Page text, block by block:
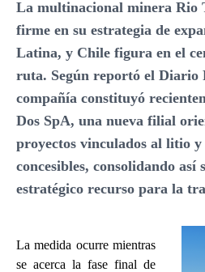
La multinacional minera Rio
firme en su estrategia de
Latina, y Chile figura en el
ruta. Según reportó el Diario
compañía constituyó
Dos SpA, una nueva filial
proyectos vinculados al litio
concesibles, consolidando así
estratégico recurso para la
La medida ocurre mientras
se acerca la fase final de